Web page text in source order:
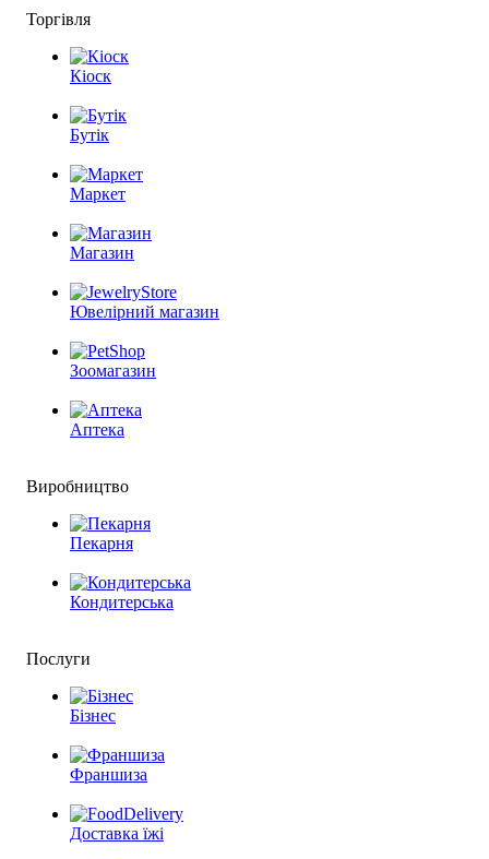
Торгівля
Кіоск
Бутік
Маркет
Магазин
Ювелірний магазин
Зоомагазин
Аптека
Виробництво
Пекарня
Кондитерська
Послуги
Бізнес
Франшиза
Доставка їжі